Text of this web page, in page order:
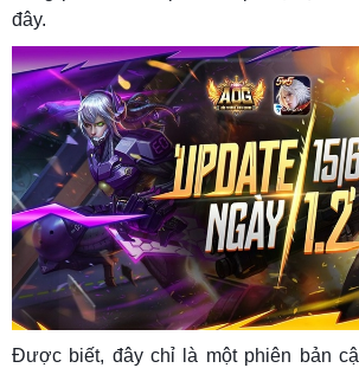
đây.
Được biết, đây chỉ là một phiên bản